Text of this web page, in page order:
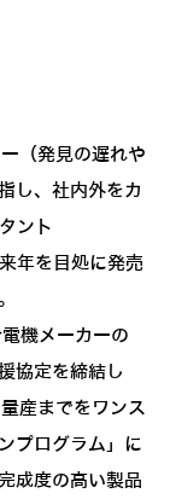
（発見の遅れや
し、社内外をカ
ント
年を目処に発売
機メーカーの
協定を締結し
産までをワンス
プログラム」に
成度の高い製品